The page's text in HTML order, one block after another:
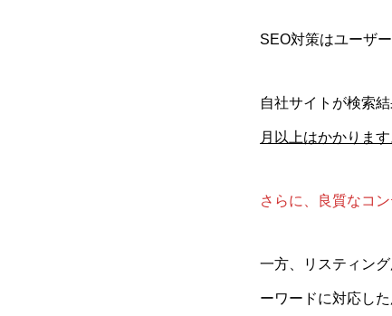
SEO対策はユーザ
自社サイトが検索
月以上はかかります
さらに、良質なコ
一方、リスティン
ーワードに対応し